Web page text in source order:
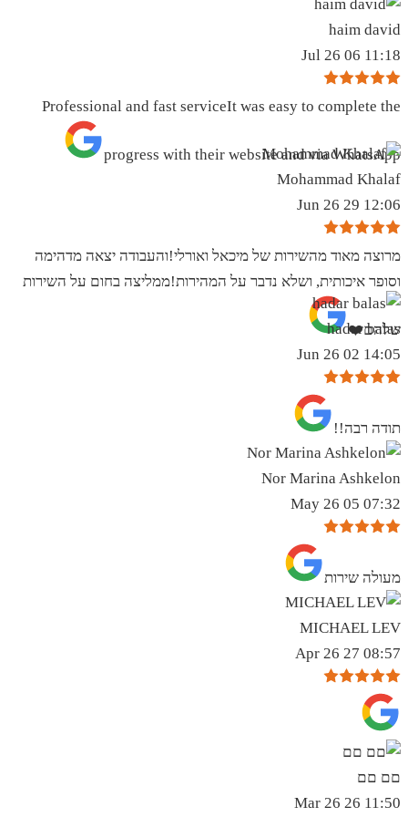
haim david
11:18 06 Jul 26
Professional and fast serviceIt was easy to complete the
progress with their website and via WhatsApp
Mohammad Khalaf
12:06 29 Jun 26
מרוצה מאוד מהשירות של מיכאל ואורלי!והעבודה יצאה מדהימה
וסופר איכותית, ושלא נדבר על המהירות!ממליצה בחום על השירות
שלהם❤️
hadar balas
14:05 02 Jun 26
תודה רבה!!
Nor Marina Ashkelon
07:32 05 May 26
מעולה שירות
MICHAEL LEV
08:57 27 Apr 26
םם םם
11:50 26 Mar 26